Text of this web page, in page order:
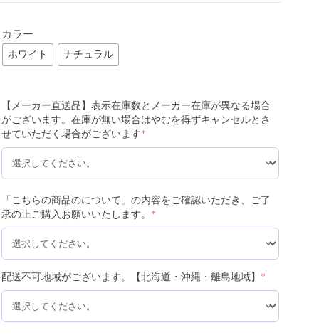
カラー
ホワイト ナチュラル
【メーカー直送品】表示在庫数とメーカー在庫が異なる場合
がございます。在庫が無い場合はやむを得ずキャンセルとさ
せていただく場合がございます*
「こちらの商品のについて」の内容をご確認いただき、ご了
承の上ご購入お願いいたします。 *
配送不可地域がございます。【北海道・沖縄・離島地域】 *